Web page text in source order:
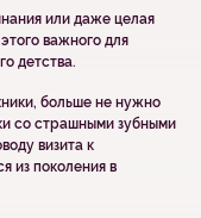
или даже целая
важного для
детства.
больше не нужно
со страшными зубными
визита к
из поколения в